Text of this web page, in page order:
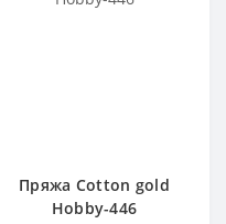
Пряжа Cotton gold
Hobby-446